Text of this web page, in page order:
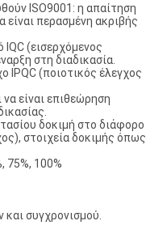
ISO9001: η απαίτηση
είναι περασμένη ακριβής
(εισερχόμενος
στη διαδικασία.
IPQC (ποιοτικός έλεγχος
είναι επιθεώρηση
δοκιμή στο διάφορο
στοιχεία δοκιμής όπως
75%, 100%
συγχρονισμού.